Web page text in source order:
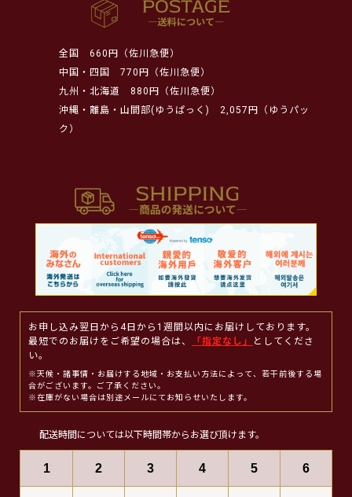
全国
660円（佐川急便）
中国・四国
770円（佐川急便）
九州・北海道
880円（佐川急便）
沖縄・離島・山間部(ゆうぱっく)
2,057円（ゆうパッ
ク）
お申し込み翌日から4日から1週間以内にお届けしております。
最短でのお届けをご希望の場合は、
「指定なし」
としてくださ
い。
※天候・諸事情・お届けする地域・お支払い方法によって、若干前後する場
合がございます。ご了承ください。
※在庫がない場合は別途メールにてお知らせいたします。
配送時間については以下時間帯からお選び頂けます。
1 2 3 4 5 6